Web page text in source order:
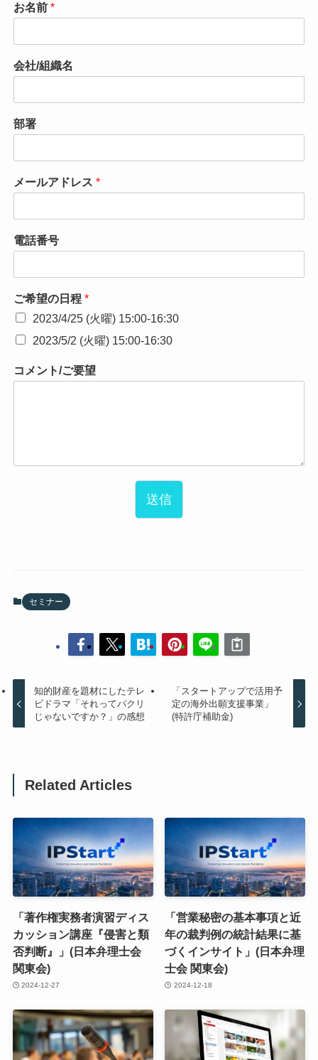
お名前 *
会社/組織名
部署
メールアドレス *
電話番号
ご希望の日程 *
2023/4/25 (火曜) 15:00-16:30
2023/5/2 (火曜) 15:00-16:30
コメント/ご要望
送信
セミナー
知的財産を題材にしたテレ
ビドラマ「それってパクリ
じゃないですか？」の感想
「スタートアップで活用予
定の海外出願支援事業」
(特許庁補助金)
Related Articles
「著作権実務者演習ディス
カッション講座『侵害と類
否判断』」(日本弁理士会
関東会)
2024-12-27
「営業秘密の基本事項と近
年の裁判例の統計結果に基
づくインサイト」(日本弁理
士会 関東会)
2024-12-18